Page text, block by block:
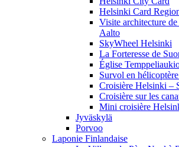
Helsinki Card
Visite architecture
Aalto
SkyWheel Helsinki
La Forteresse de
Église
Survol en
Croisière Helsinki –
Croisière sur les
Mini croisière
Jyväskylä
Porvoo
Laponie Finlandaise